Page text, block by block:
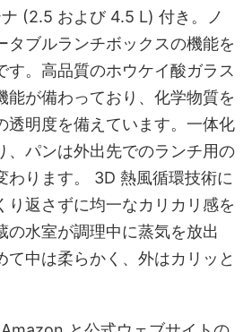
(2.5 および 4.5 L) 付き。ノ
タブルランチボックスの機能を
す。高品質のホウケイ酸ガラス
能が備わっており、化学物質を
透明度を備えています。一体化
、パンは外出先でのランチ用の
わります。 3D 熱風循環技術に
り返さずに均一なカリカリ感を
の水室が調理中に蒸気を放出
て中は柔らかく、外はカリッと